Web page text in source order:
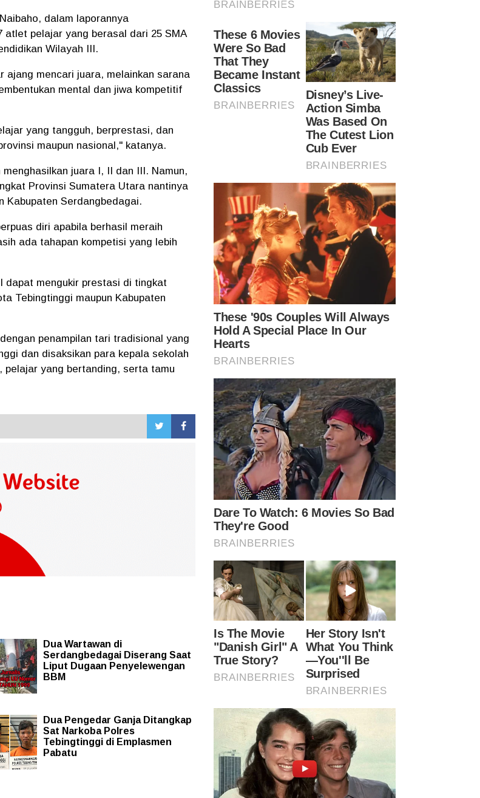
dalam laporannya
pelajar yang berasal dari 25 SMA
Wilayah III.
ajang mencari juara, melainkan sarana
mental dan jiwa kompetitif
yang tangguh, berprestasi, dan
maupun nasional," katanya.
juara I, II dan III. Namun,
Provinsi Sumatera Utara nantinya
Kabupaten Serdangbedagai.
diri apabila berhasil meraih
ada tahapan kompetisi yang lebih
dapat mengukir prestasi di tingkat
Tebingtinggi maupun Kabupaten
penampilan tari tradisional yang
dan disaksikan para kepala sekolah
pelajar yang bertanding, serta tamu
Dua Wartawan di
Serdangbedagai Diserang Saat
Liput Dugaan Penyelewengan
BBM
Dua Pengedar Ganja Ditangkap
Sat Narkoba Polres
Tebingtinggi di Emplasmen
Pabatu